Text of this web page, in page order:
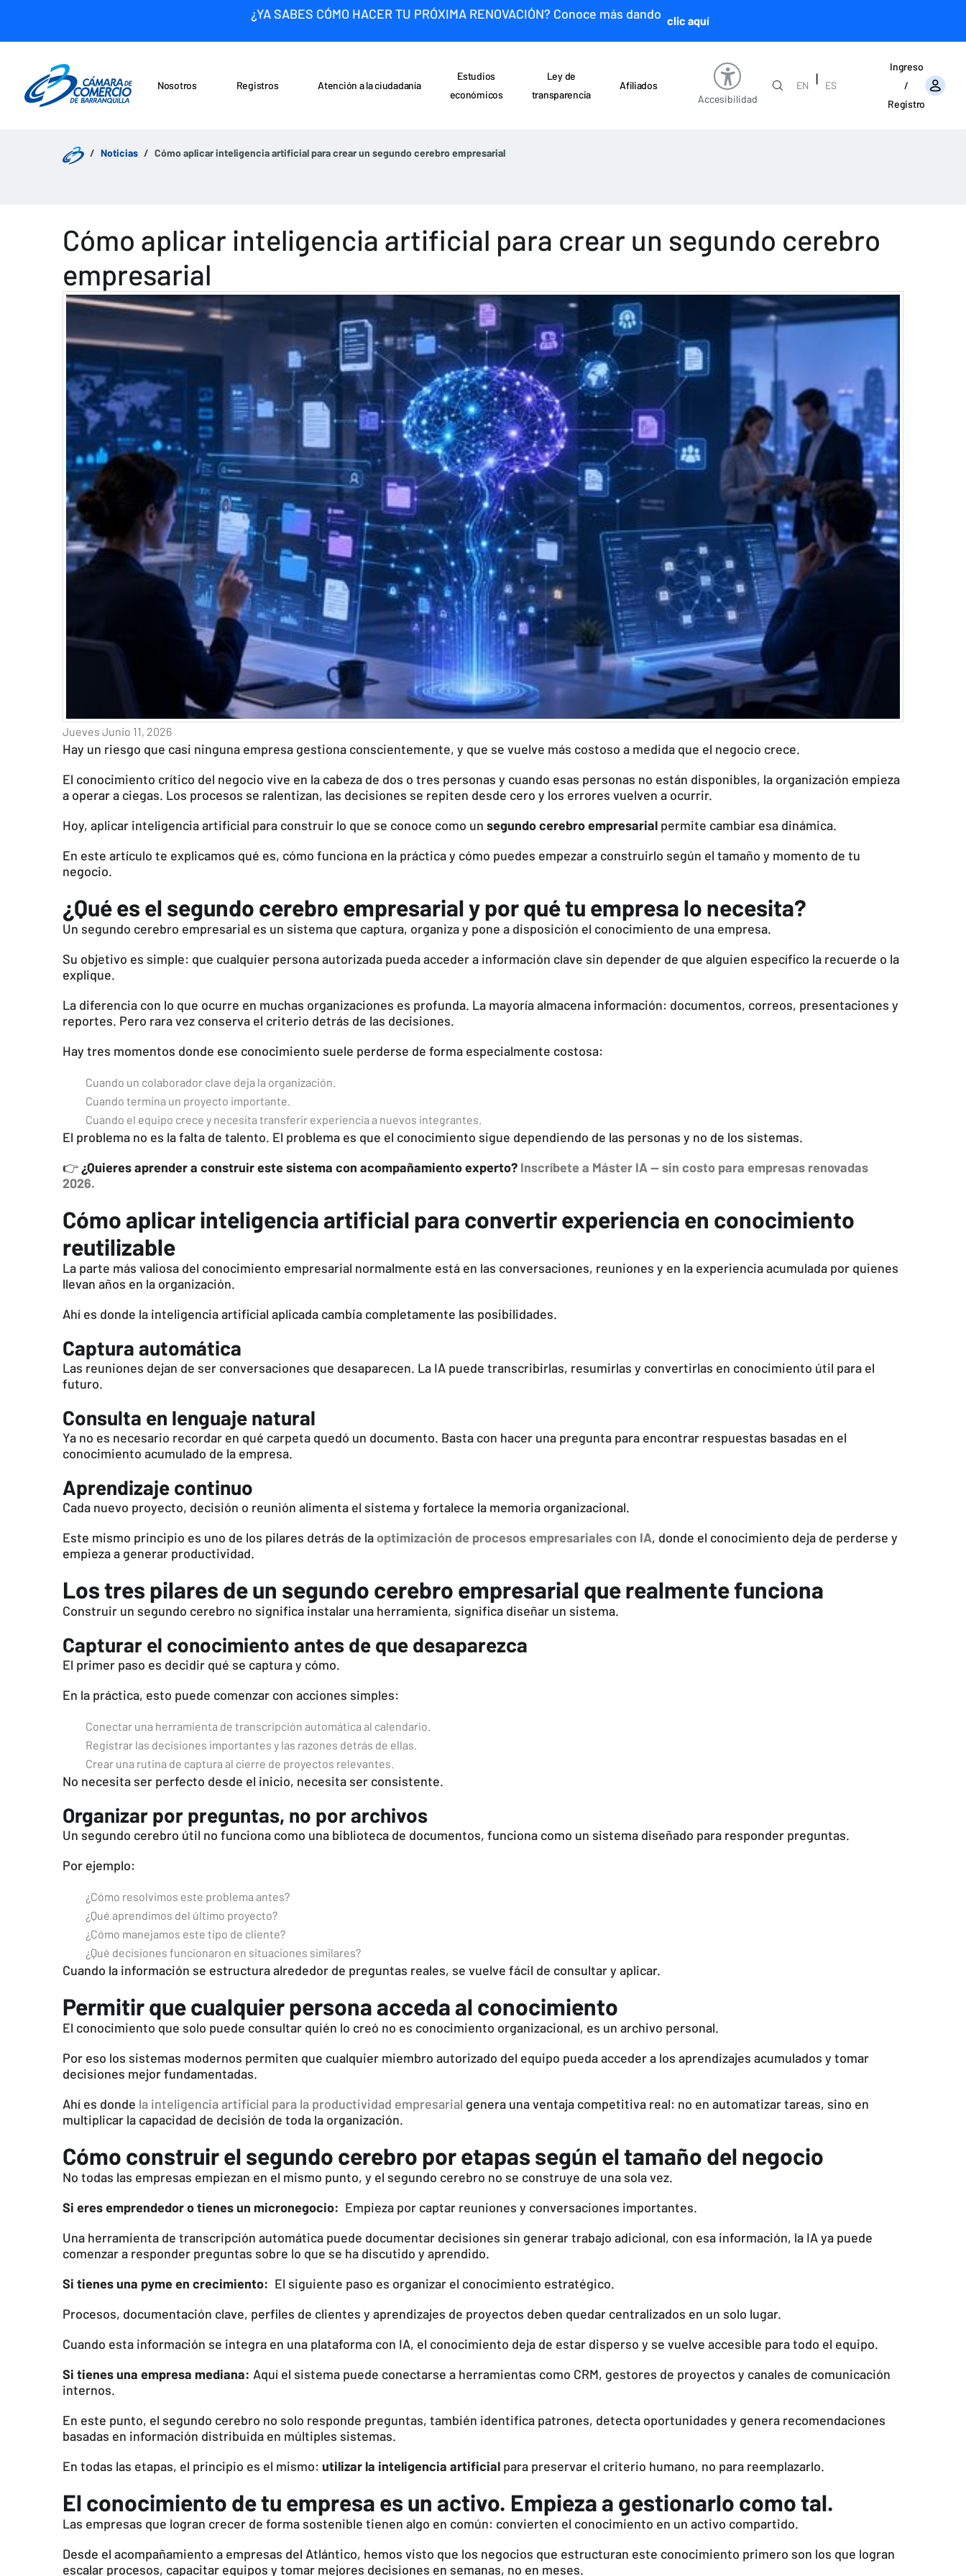
¿YA SABES CÓMO HACER TU PRÓXIMA RENOVACIÓN? Conoce más dando clic aquí
Nosotros Registros
Atención a la ciudadanía
Estudios
económicos
Ley de
transparencia
Afiliados
Accesibilidad
EN |
ES
Ingreso
/
Registro
Noticias Cómo aplicar inteligencia artificial para crear un segundo cerebro empresarial
Cómo aplicar inteligencia artificial para crear un segundo cerebro
empresarial
Jueves Junio 11, 2026
Hay un riesgo que casi ninguna empresa gestiona conscientemente, y que se vuelve más costoso a medida que el negocio crece.
El conocimiento crítico del negocio vive en la cabeza de dos o tres personas y cuando esas personas no están disponibles, la organización empieza
a operar a ciegas. Los procesos se ralentizan, las decisiones se repiten desde cero y los errores vuelven a ocurrir.
Hoy, aplicar inteligencia artificial para construir lo que se conoce como un segundo cerebro empresarial permite cambiar esa dinámica.
En este artículo te explicamos qué es, cómo funciona en la práctica y cómo puedes empezar a construirlo según el tamaño y momento de tu
negocio.
¿Qué es el segundo cerebro empresarial y por qué tu empresa lo necesita?
Un segundo cerebro empresarial es un sistema que captura, organiza y pone a disposición el conocimiento de una empresa.
Su objetivo es simple: que cualquier persona autorizada pueda acceder a información clave sin depender de que alguien específico la recuerde o la
explique.
La diferencia con lo que ocurre en muchas organizaciones es profunda. La mayoría almacena información: documentos, correos, presentaciones y
reportes. Pero rara vez conserva el criterio detrás de las decisiones.
Hay tres momentos donde ese conocimiento suele perderse de forma especialmente costosa:
Cuando un colaborador clave deja la organización.
Cuando termina un proyecto importante.
Cuando el equipo crece y necesita transferir experiencia a nuevos integrantes.
El problema no es la falta de talento. El problema es que el conocimiento sigue dependiendo de las personas y no de los sistemas.
👉 ¿Quieres aprender a construir este sistema con acompañamiento experto? Inscríbete a Máster IA — sin costo para empresas renovadas
2026.
Cómo aplicar inteligencia artificial para convertir experiencia en conocimiento
reutilizable
La parte más valiosa del conocimiento empresarial normalmente está en las conversaciones, reuniones y en la experiencia acumulada por quienes
llevan años en la organización.
Ahí es donde la inteligencia artificial aplicada cambia completamente las posibilidades.
Captura automática
Las reuniones dejan de ser conversaciones que desaparecen. La IA puede transcribirlas, resumirlas y convertirlas en conocimiento útil para el
futuro.
Consulta en lenguaje natural
Ya no es necesario recordar en qué carpeta quedó un documento. Basta con hacer una pregunta para encontrar respuestas basadas en el
conocimiento acumulado de la empresa.
Aprendizaje continuo
Cada nuevo proyecto, decisión o reunión alimenta el sistema y fortalece la memoria organizacional.
Este mismo principio es uno de los pilares detrás de laoptimización de procesos empresariales con IA, donde el conocimiento deja de perderse y
empieza a generar productividad.
Los tres pilares de un segundo cerebro empresarial que realmente funciona
Construir un segundo cerebro no significa instalar una herramienta, significa diseñar un sistema.
Capturar el conocimiento antes de que desaparezca
El primer paso es decidir qué se captura y cómo.
En la práctica, esto puede comenzar con acciones simples:
Conectar una herramienta de transcripción automática al calendario.
Registrar las decisiones importantes y las razones detrás de ellas.
Crear una rutina de captura al cierre de proyectos relevantes.
No necesita ser perfecto desde el inicio, necesita ser consistente.
Organizar por preguntas, no por archivos
Un segundo cerebro útil no funciona como una biblioteca de documentos, funciona como un sistema diseñado para responder preguntas.
Por ejemplo:
¿Cómo resolvimos este problema antes?
¿Qué aprendimos del último proyecto?
¿Cómo manejamos este tipo de cliente?
¿Qué decisiones funcionaron en situaciones similares?
Cuando la información se estructura alrededor de preguntas reales, se vuelve fácil de consultar y aplicar.
Permitir que cualquier persona acceda al conocimiento
El conocimiento que solo puede consultar quién lo creó no es conocimiento organizacional, es un archivo personal.
Por eso los sistemas modernos permiten que cualquier miembro autorizado del equipo pueda acceder a los aprendizajes acumulados y tomar
decisiones mejor fundamentadas.
Ahí es donde la inteligencia artificial para la productividad empresarial genera una ventaja competitiva real: no en automatizar tareas, sino en
multiplicar la capacidad de decisión de toda la organización.
Cómo construir el segundo cerebro por etapas según el tamaño del negocio
No todas las empresas empiezan en el mismo punto, y el segundo cerebro no se construye de una sola vez.
Si eres emprendedor o tienes un micronegocio: Empieza por captar reuniones y conversaciones importantes.
Una herramienta de transcripción automática puede documentar decisiones sin generar trabajo adicional, con esa información, la IA ya puede
comenzar a responder preguntas sobre lo que se ha discutido y aprendido.
Si tienes una pyme en crecimiento: El siguiente paso es organizar el conocimiento estratégico.
Procesos, documentación clave, perfiles de clientes y aprendizajes de proyectos deben quedar centralizados en un solo lugar.
Cuando esta información se integra en una plataforma con IA, el conocimiento deja de estar disperso y se vuelve accesible para todo el equipo.
Si tienes una empresa mediana: Aquí el sistema puede conectarse a herramientas como CRM, gestores de proyectos y canales de comunicación
internos.
En este punto, el segundo cerebro no solo responde preguntas, también identifica patrones, detecta oportunidades y genera recomendaciones
basadas en información distribuida en múltiples sistemas.
En todas las etapas, el principio es el mismo: utilizar la inteligencia artificial para preservar el criterio humano, no para reemplazarlo.
El conocimiento de tu empresa es un activo. Empieza a gestionarlo como tal.
Las empresas que logran crecer de forma sostenible tienen algo en común: convierten el conocimiento en un activo compartido.
Desde el acompañamiento a empresas del Atlántico, hemos visto que los negocios que estructuran este conocimiento primero son los que logran
escalar procesos, capacitar equipos y tomar mejores decisiones en semanas, no en meses.